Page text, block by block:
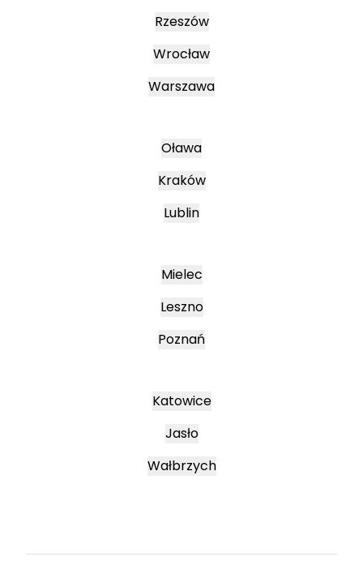
Rzeszów
Wrocław
Warszawa
Oława
Kraków
Lublin
Mielec
Leszno
Poznań
Katowice
Jasło
Wałbrzych